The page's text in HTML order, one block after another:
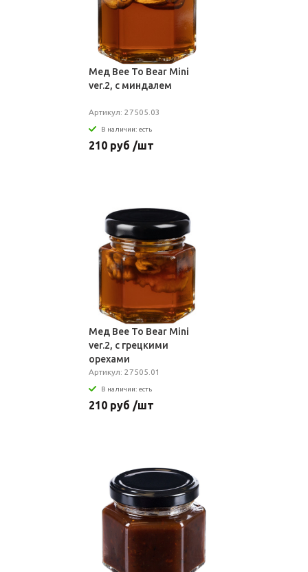
Мед Bee To Bear Mini
ver.2, с миндалем
Артикул: 27505.03
В наличии: есть
210 руб /шт
Мед Bee To Bear Mini
ver.2, с грецкими
орехами
Артикул: 27505.01
В наличии: есть
210 руб /шт